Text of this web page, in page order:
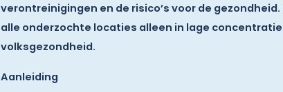
verontreinigingen en de risico’s voor de gezondheid.
alle onderzochte locaties alleen in lage
volksgezondheid.
Aanleiding